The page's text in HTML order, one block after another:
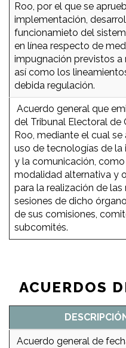
Roo, por el que se
implementación,
funcionamieto del
en línea respecto de
impugnación previstos a
así como los
debida regulación.
Acuerdo general que
del Tribunal Electoral de
Roo, mediante el cual se
uso de tecnologías de la
y la comunicación,
modalidad alternativa y
para la realización de las
sesiones de dicho
de sus comisiones,
subcomités.
ACUERDOS
Acuerdo general de